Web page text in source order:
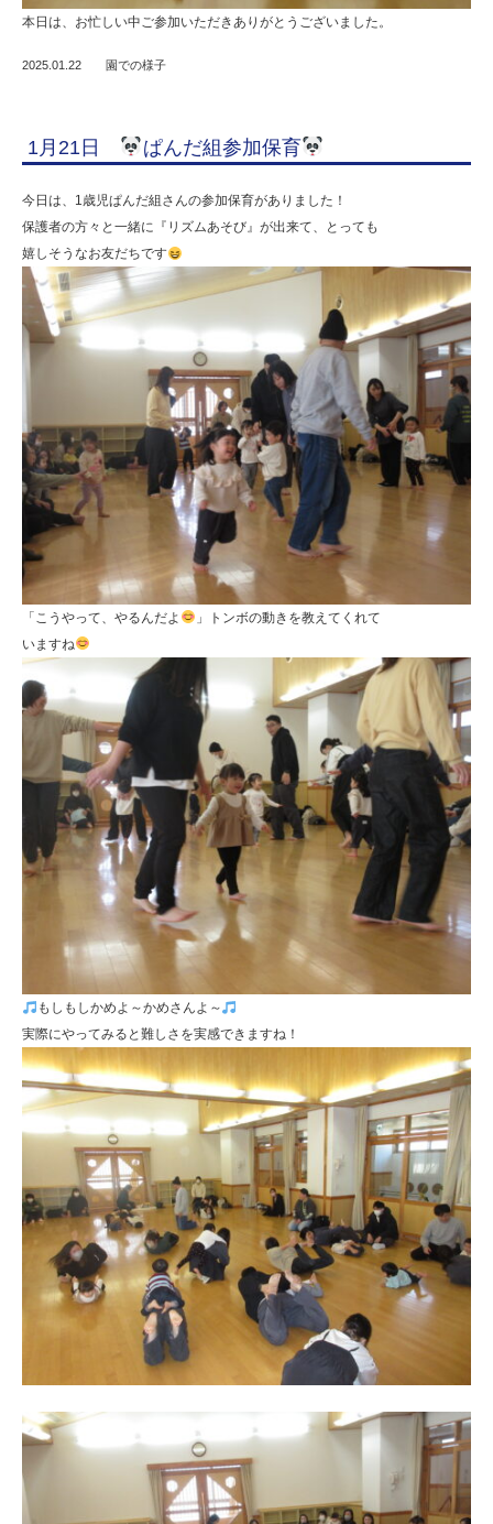
本日は、お忙しい中ご参加いただきありがとうございました。
2025.01.22 園での様子
1月21日 ぱんだ組参加保育
今日は、1歳児ぱんだ組さんの参加保育がありました！
保護者の方々と一緒に『リズムあそび』が出来て、とっても
嬉しそうなお友だちです
「こうやって、やるんだよ
」トンボの動きを教えてくれて
いますね
もしもしかめよ～かめさんよ～
実際にやってみると難しさを実感できますね！